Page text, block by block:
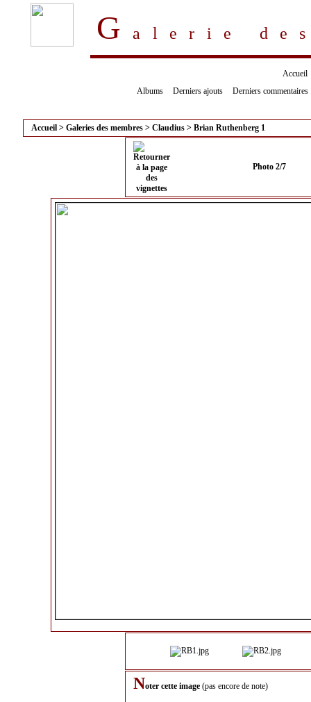
Galerie
Accueil
Albums
Derniers ajouts Derniers commentaires
Accueil > Galeries des membres > Claudius > Brian Ruthenberg 1
Photo 2/7
Noter cette image (pas encore de note)